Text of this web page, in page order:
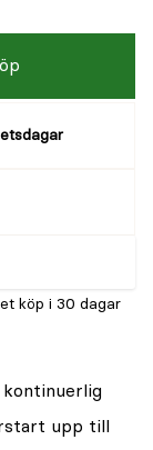
köp i 30 dagar
upp till